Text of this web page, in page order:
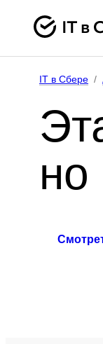
IT в Сбере /
но